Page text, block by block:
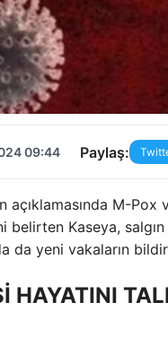
09:44 Paylaş:
açıklamasında M-
Kaseya,
da yeni vakaların
HAYATINI